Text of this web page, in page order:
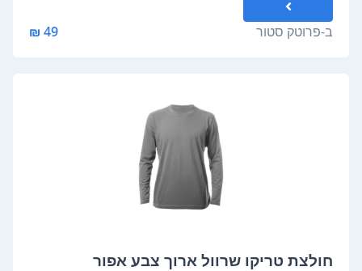
ב-פרוטק סטור 49 ₪
חולצת טריקו שרוול ארוך צבע אפור